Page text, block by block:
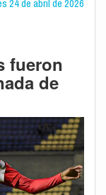
24 de abril de 2026
fueron
de